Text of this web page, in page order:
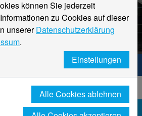
Niederrhein. Dein Weg.
News-Detailseite
können Sie jederzeit
zu Cookies auf dieser
unsererDatenschutzerklärung
.
Einstellungen
Alle Cookies ablehnen